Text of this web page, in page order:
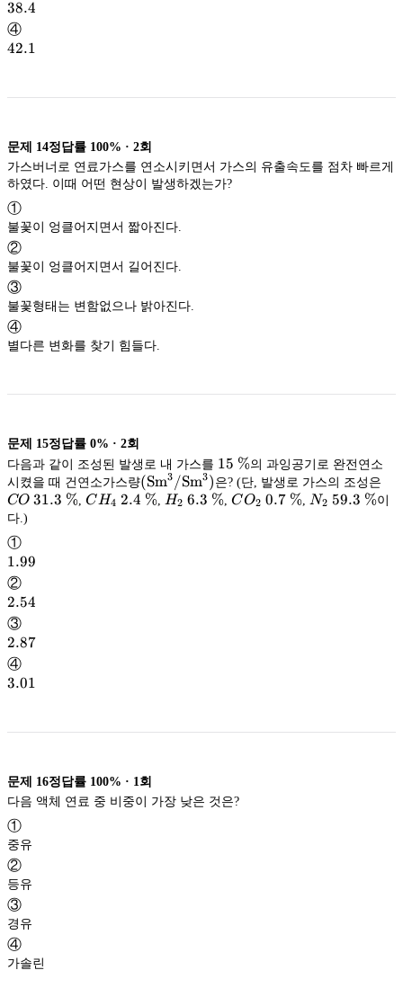
38.4
38.4
④
42.1
42.1
문제 14정답률 100% · 2회
가스버너로 연료가스를 연소시키면서 가스의 유출속도를 점차 빠르게
①
불꽃이 엉클어지면서 짧아진다.
②
불꽃이 엉클어지면서 길어진다.
③
불꽃형태는 변함없으나 밝아진다.
④
별다른 변화를 찾기 힘들다.
문제 15정답률 0% · 2회
다음과 같이 조성된 발생로 내 가스를 15\
\%
15 %의 과잉공기로 완전연소
시켰을 때 건연소가스량(
\mathrm{Sm^3/Sm^3}
Sm3/Sm3
(Sm3 /Sm3) 은? (단, 발생로 가스의 조성은
CO 31.3 % ,CH_4 2.4\
CH4 2.4 % H_2 6.3\
H2 6.3 % ,CO_2 0.7\
CO2 0.7 % N_2 59.3\
N2 59.3 %이
①
1.99
1.99
②
2.54
2.54
③
2.87
2.87
④
3.01
3.01
문제 16정답률 100% · 1 회
①
중유
②
등유
③
경유
④
가솔린